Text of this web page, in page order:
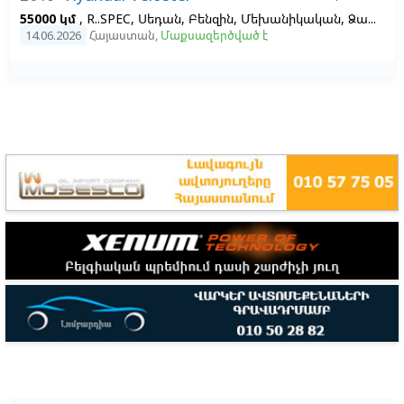
55000 կմ , R..SPEC, Սեդան, Բենզին, Մեխանիկական, Ձախ,
14.06.2026 Հայաստան, Մաքսազերծված է